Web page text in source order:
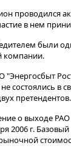
проводился
в нем
были
компании.
состоялись в
претендентов.
о выходе
2006 г.